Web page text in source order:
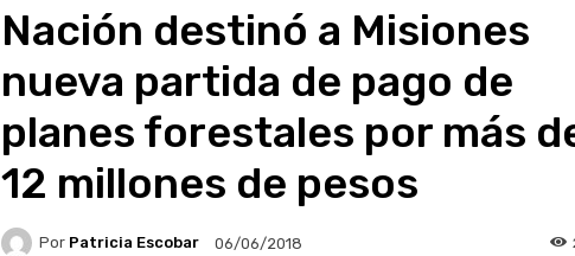
Nación destinó a Misiones
nueva partida de pago de
planes forestales por más
12 millones de pesos
Por Patricia Escobar 06/06/2018